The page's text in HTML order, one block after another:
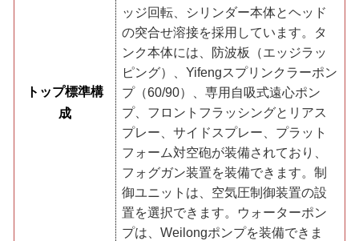
トップ標準構
成
ッジ回転、シリンダー本体とヘッド
の突合せ溶接を採用しています。タ
ンク本体には、防波板（エッジラッ
ピング）、Yifengスプリンクラーポン
プ（60/90）、専用自吸式遠心ポン
プ、フロントフラッシングとリアス
プレー、サイドスプレー、プラット
フォーム対空砲が装備されており、
フォグガン装置を装備できます。制
御ユニットは、空気圧制御装置の設
置を選択できます。ウォーターポン
プは、Weilongポンプを装備できま